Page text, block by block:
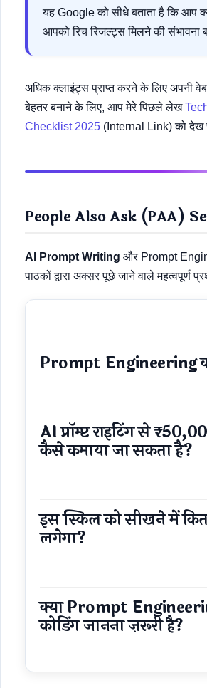
यह Google को सीधे बताता है कि आप
आपको रिच रिजल्ट्स मिलने की संभावना
अधिक क्लाइंट्स प्राप्त करने के लिए अपनी
बेहतर बनाने के लिए, आप मेरे पिछले लेख
Checklist 2025 (Internal Link) को
People Also Ask (PAA)
AI Prompt Writing और Prompt
पाठकों द्वारा अक्सर पूछे जाने वाले महत्वपूर्ण
Prompt Engineering
AI प्रॉम्प्ट राइटिंग से
कैसे कमाया जा सकता है?
इस स्किल को सीखने में
लगेगा?
क्या Prompt
कोडिंग जानना ज़रूरी है?